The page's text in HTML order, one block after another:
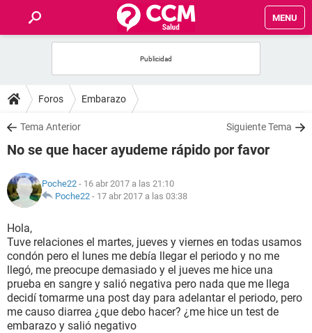
MENU
FOROS
SALUD
NUTRICIÓN
BIENESTAR
SEXUALIDAD
GLOSARIO
Foros Embarazo
Tema Anterior Siguiente Tema
No se que hacer ayudeme rápido por favor
Poche22 - 16 abr 2017 a las 21:10
Poche22 - 17 abr 2017 a las 03:38
Hola,
Tuve relaciones el martes, jueves y viernes en todas usamos
condón pero el lunes me debía llegar el periodo y no me
llegó, me preocupe demasiado y el jueves me hice una
prueba en sangre y salió negativa pero nada que me llega
decidí tomarme una post day para adelantar el periodo, pero
me causo diarrea ¿que debo hacer? ¿me hice un test de
embarazo y salió negativo